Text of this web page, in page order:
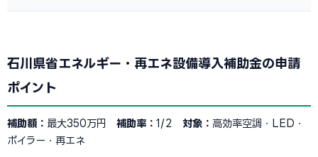
石川県省エネルギー・再エネ設備導入補助金の申請
ポイント
補助額： 最大350万円 補助率： 1/2 対象： 高効率空調・LED・
ボイラー・再エネ